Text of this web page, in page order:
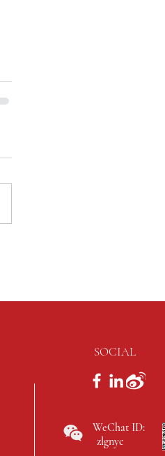
SOCIAL
WeChat ID:
zlgnyc